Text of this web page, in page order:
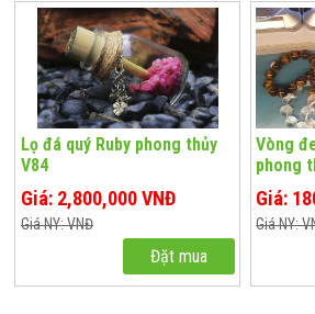
Lọ đá quý Ruby phong thủy
V84
Giá: 2,800,000 VNĐ
Giá NY: VNĐ
Đặt mua
Vòng
phong
Giá:
Giá NY: